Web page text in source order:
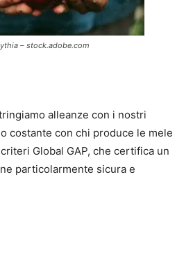
– stock.adobe.com
alleanze con i nostri
costante con chi produce le mele
Global GAP, che certifica un
particolarmente sicura e